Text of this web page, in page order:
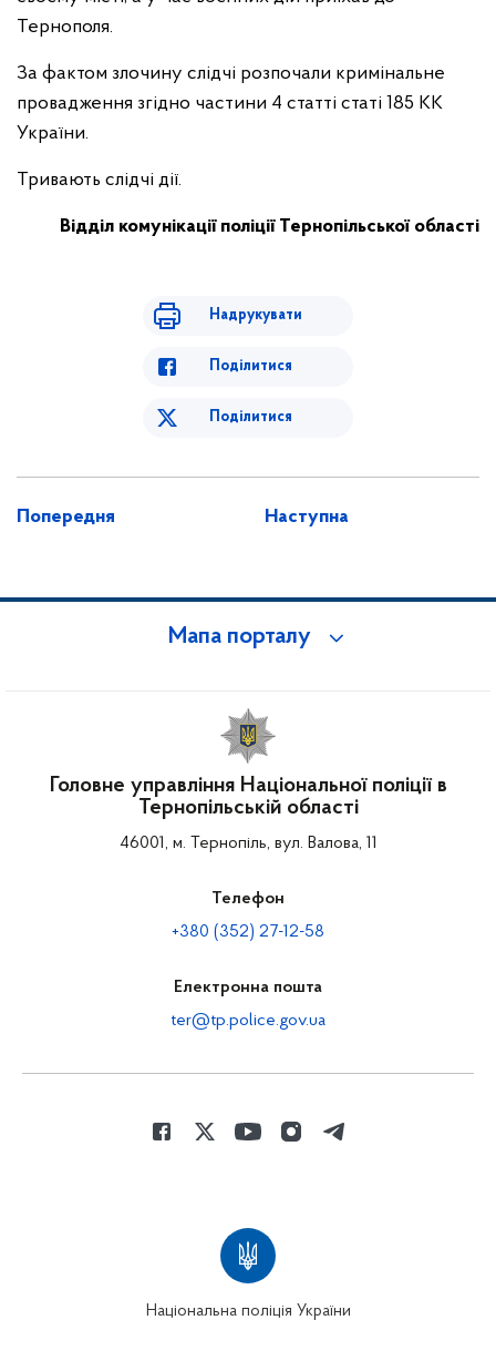
Тернополя.
За фактом злочину слідчі розпочали кримінальне
провадження згідно частини 4 статті статі 185 КК
України.
Тривають слідчі дії.
Відділ комунікації поліції Тернопільської області
Надрукувати
Поділитися
Поділитися
Попередня Наступна
Мапа порталу
Головне управління Національної поліції в
Тернопільській області
46001, м. Тернопіль, вул. Валова, 11
Телефон
+380 (352) 27-12-58
Електронна пошта
ter@tp.police.gov.ua
Національна поліція України